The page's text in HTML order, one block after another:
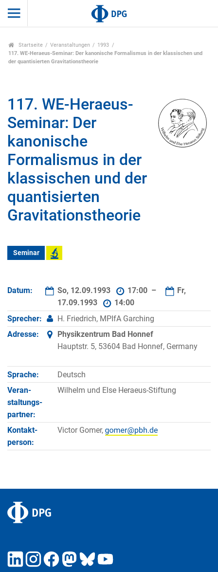
Startseite Veranstaltungen
1993
117. WE-Heraeus-Seminar: Der kanonische Formalismus in der klassischen und
der quantisierten Gravitationstheorie
117. WE-Heraeus-
Seminar: Der
kanonische
Formalismus in der
klassischen und der
quantisierten
Gravitationstheorie
Seminar
Datum: So, 12.09.1993 17:00 –
Fr,
17.09.1993
14:00
Sprecher:
H. Friedrich, MPIfA Garching
Adresse:
Physikzentrum Bad Honnef
Hauptstr. 5, 53604 Bad Honnef, Germany
Sprache:
Deutsch
Veran­
staltungs­
partner:
Wilhelm und Else Heraeus-Stiftung
Kontakt­
person:
Victor Gomer,